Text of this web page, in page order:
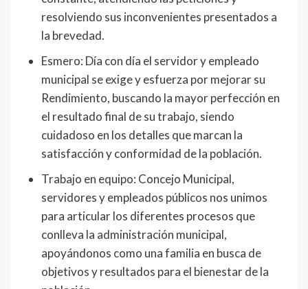
resolviendo sus inconvenientes presentados a
la brevedad.
Esmero: Día con día el servidor y empleado
municipal se exige y esfuerza por mejorar su
Rendimiento, buscando la mayor perfección en
el resultado final de su trabajo, siendo
cuidadoso en los detalles que marcan la
satisfacción y conformidad de la población.
Trabajo en equipo: Concejo Municipal,
servidores y empleados públicos nos unimos
para articular los diferentes procesos que
conlleva la administración municipal,
apoyándonos como una familia en busca de
objetivos y resultados para el bienestar de la